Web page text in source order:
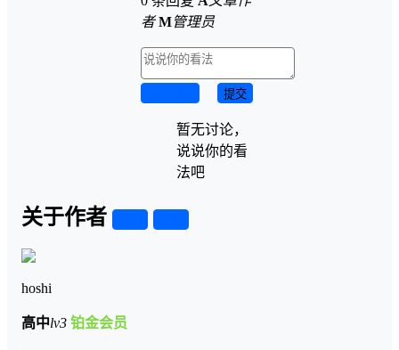
者 M管理员
提交
暂无讨论，
说说你的看
法吧
关于作者
hoshi
高中lv3 铂金会员